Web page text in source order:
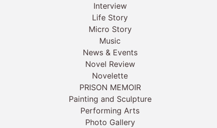
Interview
Life Story
Micro Story
Music
News & Events
Novel Review
Novelette
PRISON MEMOIR
Painting and Sculpture
Performing Arts
Photo Gallery